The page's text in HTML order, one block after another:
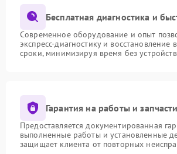
Бесплатная диагностика и
Современное оборудование и опыт
экспресс-диагностику и восстановление
сроки, минимизируя время без
Гарантия на работы и запчасти
Предоставляется документированная
выполненные работы и установленные
защищает клиента от повторных